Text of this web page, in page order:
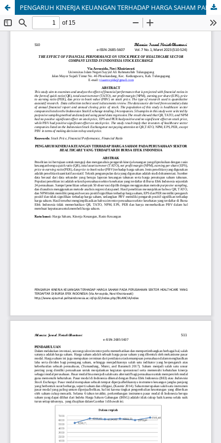
PENGARUH KINERJA KEUANGAN TERHADAP HARGA SAHAM PADA PERUSAHAAN SEKTOR HEALTHCARE YANG TERDAFTAR DI BURSA EFEK INDONESIA